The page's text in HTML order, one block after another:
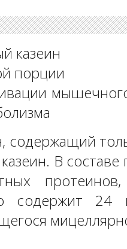
казеин
порции
содержащий
В составе
содержит 24